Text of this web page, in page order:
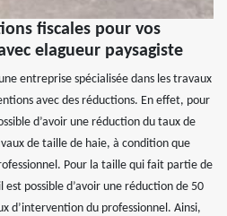
fiscales pour vos
elagueur paysagiste
entreprise spécialisée dans les travaux
avec des réductions. En effet, pour
d’avoir une réduction du taux de
de taille de haie, à condition que
Pour la taille qui fait partie de
possible d’avoir une réduction de 50
d’intervention du professionnel. Ainsi,